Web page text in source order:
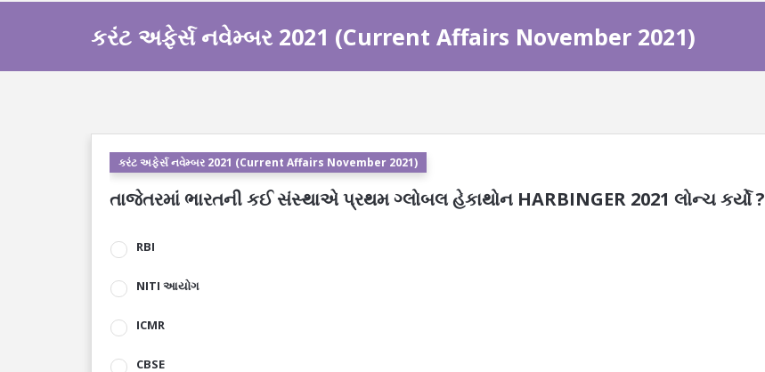
કરંટ અફેર્સ નવેમ્બર 2021 (Current Affairs November 2021)
કરંટ અફેર્સ નવેમ્બર 2021 (Current Affairs November 2021)
તાજેતરમાં ભારતની કઈ સંસ્થાએ પ્રથમ ગ્લોબલ હેકાથોન HARBINGER 2021 લોન્ચ કર્યો ?
RBI
NITI આયોગ
ICMR
CBSE